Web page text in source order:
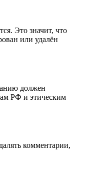
Это значит, что
или удалён
должен
РФ и этическим
комментарии,